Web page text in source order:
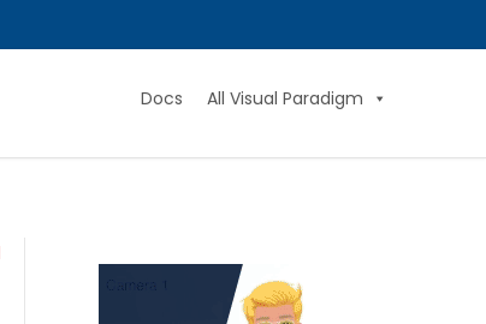
Docs All Visual Paradigm